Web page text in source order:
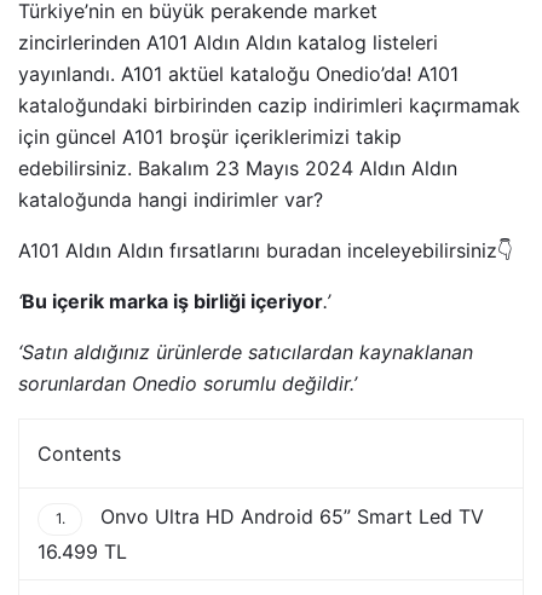
Türkiye’nin en büyük perakende market
zincirlerinden A101 Aldın Aldın katalog listeleri
yayınlandı. A101 aktüel kataloğu Onedio’da! A101
kataloğundaki birbirinden cazip indirimleri kaçırmamak
için güncel A101 broşür içeriklerimizi takip
edebilirsiniz. Bakalım 23 Mayıs 2024 Aldın Aldın
kataloğunda hangi indirimler var?
A101 Aldın Aldın fırsatlarını buradan inceleyebilirsiniz👇
‘Bu içerik marka iş birliği içeriyor.’
‘Satın aldığınız ürünlerde satıcılardan kaynaklanan
sorunlardan Onedio sorumlu değildir.’
Contents
1.
Onvo Ultra HD Android 65” Smart Led TV
16.499 TL